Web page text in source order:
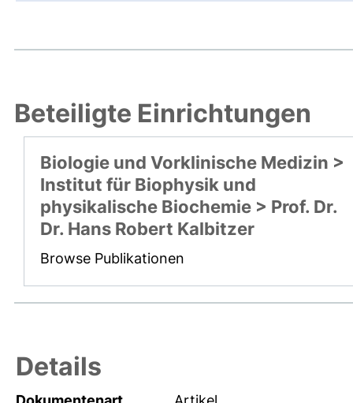
Beteiligte Einrichtungen
Biologie und Vorklinische Medizin >
Institut für Biophysik und
physikalische Biochemie > Prof. Dr.
Dr. Hans Robert Kalbitzer
Browse Publikationen
Details